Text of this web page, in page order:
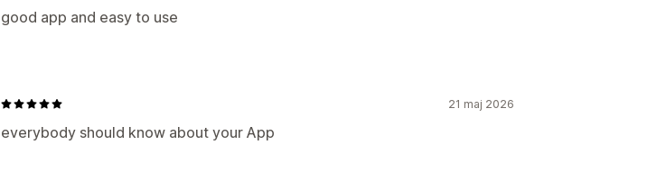
good app and easy to use
21 maj 2026
everybody should know about your App